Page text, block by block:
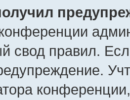
свод правил.